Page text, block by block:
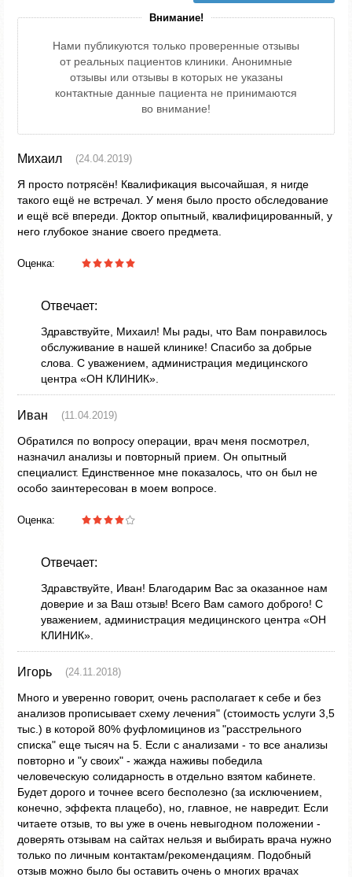
Внимание!
Нами публикуются только проверенные отзывы
от реальных пациентов клиники. Анонимные
отзывы или отзывы в которых не указаны
контактные данные пациента не принимаются
во внимание!
Михаил (24.04.2019)
Я просто потрясён! Квалификация высочайшая, я нигде
такого ещё не встречал. У меня было просто обследование
и ещё всё впереди. Доктор опытный, квалифицированный, у
него глубокое знание своего предмета.
Оценка:
Отвечает:
Здравствуйте, Михаил! Мы рады, что Вам понравилось
обслуживание в нашей клинике! Спасибо за добрые
слова. С уважением, администрация медицинского
центра «ОН КЛИНИК».
Иван (11.04.2019)
Обратился по вопросу операции, врач меня посмотрел,
назначил анализы и повторный прием. Он опытный
специалист. Единственное мне показалось, что он был не
особо заинтересован в моем вопросе.
Оценка:
Отвечает:
Здравствуйте, Иван! Благодарим Вас за оказанное нам
доверие и за Ваш отзыв! Всего Вам самого доброго! С
уважением, администрация медицинского центра «ОН
КЛИНИК».
Игорь (24.11.2018)
Много и уверенно говорит, очень располагает к себе и без
анализов прописывает схему лечения" (стоимость услуги 3,5
тыс.) в которой 80% фуфломицинов из "расстрельного
списка" еще тысяч на 5. Если с анализами - то все анализы
повторно и "у своих" - жажда наживы победила
человеческую солидарность в отдельно взятом кабинете.
Будет дорого и точнее всего бесполезно (за исключением,
конечно, эффекта плацебо), но, главное, не навредит. Если
читаете отзыв, то вы уже в очень невыгодном положении -
доверять отзывам на сайтах нельзя и выбирать врача нужно
только по личным контактам/рекомендациям. Подобный
отзыв можно было бы оставить очень о многих врачах